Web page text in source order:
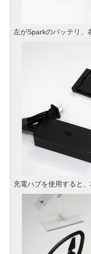
左がSparkのバッテリ、
充電ハブを使用すると